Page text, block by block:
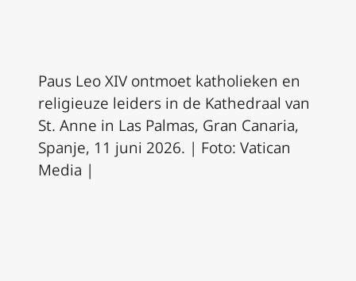
Paus Leo XIV ontmoet katholieken en
religieuze leiders in de Kathedraal van
St. Anne in Las Palmas, Gran Canaria,
Spanje, 11 juni 2026. | Foto: Vatican
Media |